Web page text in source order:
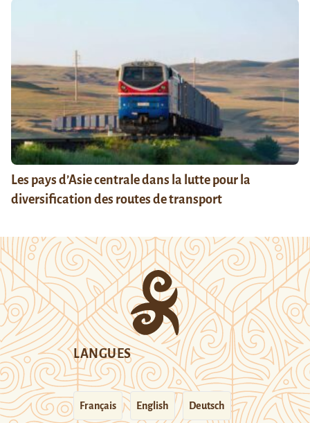
Les pays d’Asie centrale dans la lutte pour la
diversification des routes de transport
LANGUES
Français English Deutsch